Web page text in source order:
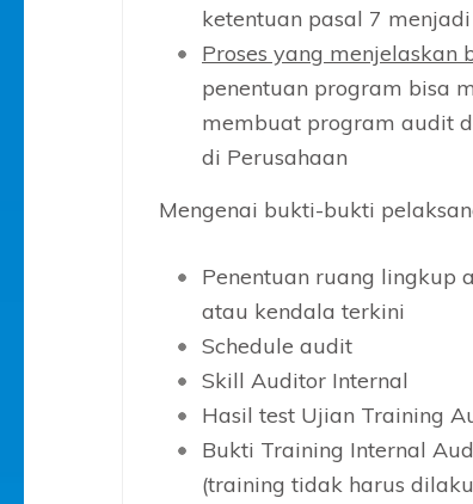
ketentuan pasal 7
Proses yang
penentuan program bisa
membuat program audit
di Perusahaan
Mengenai bukti-bukti
Penentuan ruang lingkup
atau kendala terkini
Schedule audit
Skill Auditor Internal
Hasil test Ujian Training
Bukti Training Internal
(training tidak harus